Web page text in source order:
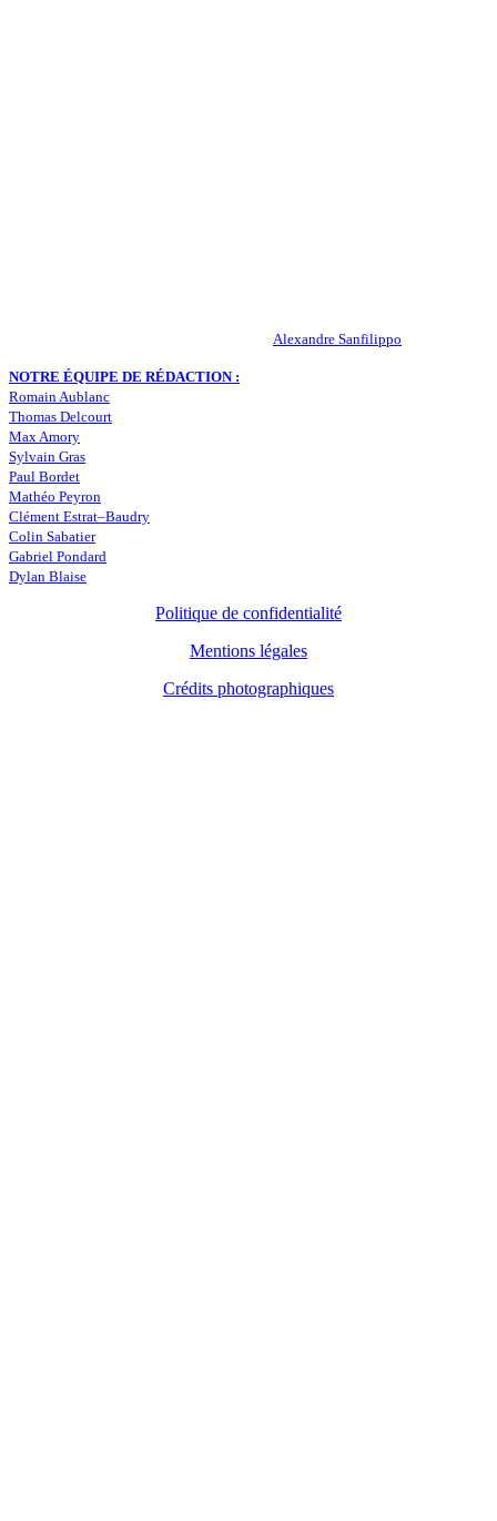
Alexandre Sanfilippo
NOTRE ÉQUIPE DE RÉDACTION :
Romain Aublanc
Thomas Delcourt
Max Amory
Sylvain Gras
Paul Bordet
Mathéo Peyron
Clément Estrat–Baudry
Colin Sabatier
Gabriel Pondard
Dylan Blaise
Politique de confidentialité
Mentions légales
Crédits photographiques